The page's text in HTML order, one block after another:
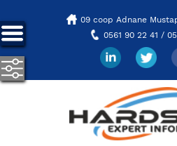
09 coop Adnane
0561 90 22 41 /